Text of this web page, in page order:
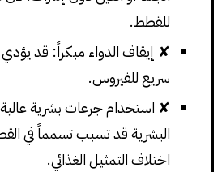
للقطط.
✘ إيقاف الدواء مبكراً: قد
سريع للفيروس.
✘ استخدام جرعات بشرية
البشرية قد تسبب تسمماً في
اختلاف التمثيل الغذائي.